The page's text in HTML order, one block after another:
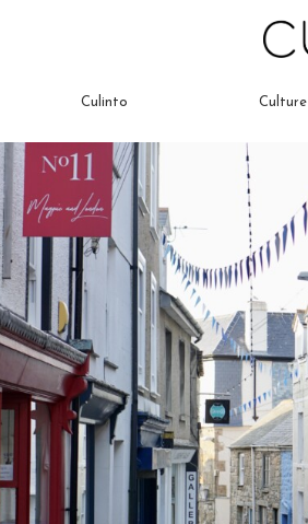
Culinto Culture